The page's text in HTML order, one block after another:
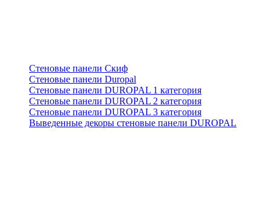
Стеновые панели Скиф
Стеновые панели Duropal
Стеновые панели DUROPAL 1 категория
Стеновые панели DUROPAL 2 категория
Стеновые панели DUROPAL 3 категория
Выведенные декоры стеновые панели DUROPAL